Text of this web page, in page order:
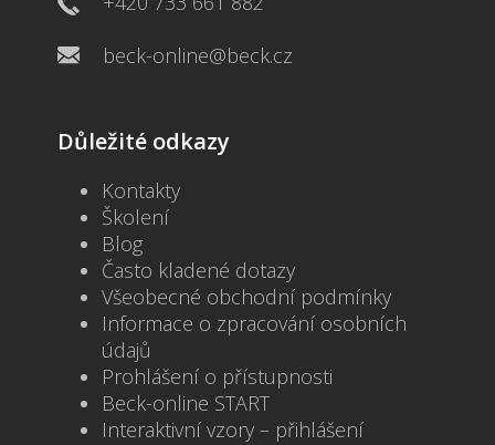
beck-online@beck.cz
Důležité odkazy
Kontakty
Školení
Blog
Často kladené dotazy
Všeobecné obchodní podmínky
Informace o zpracování osobních
údajů
Prohlášení o přístupnosti
Beck-online START
Interaktivní vzory – přihlášení